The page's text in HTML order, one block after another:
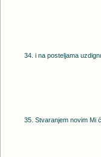
34. i na posteljama
35. Stvaranjem novim Mi